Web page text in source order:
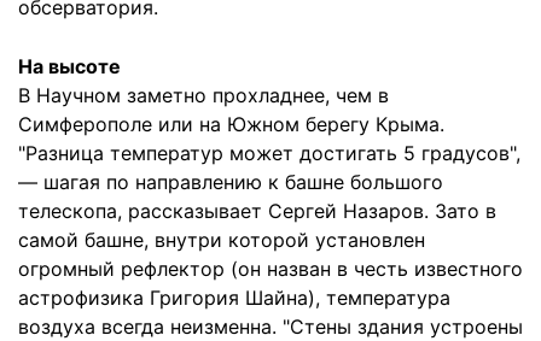
обсерватория.
На высоте
В Научном заметно прохладнее, чем в
Симферополе или на Южном берегу Крыма.
"Разница температур может достигать 5 градусов",
— шагая по направлению к башне большого
телескопа, рассказывает Сергей Назаров. Зато в
самой башне, внутри которой установлен
огромный рефлектор (он назван в честь известного
астрофизика Григория Шайна), температура
воздуха всегда неизменна. "Стены здания устроены